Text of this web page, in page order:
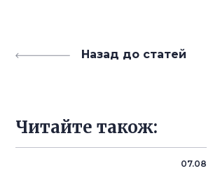
Назад до статей
Читайте також:
07.08